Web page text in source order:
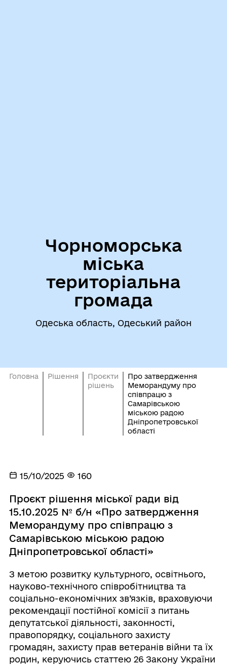
Чорноморська
міська
територіальна
громада
Одеська область, Одеський район
Головна Рішення
Проєкти
рішень
Про затвердження
Меморандуму про
співпрацю з
Самарівською
міською радою
Дніпропетровської
області
15/10/2025 160
Проєкт рішення міської ради від
15.10.2025 № б/н «Про затвердження
Меморандуму про співпрацю з
Самарівською міською радою
Дніпропетровської області»
З метою розвитку культурного, освітнього,
науково-технічного співробітництва та
соціально-економічних зв’язків, враховуючи
рекомендації постійної комісії з питань
депутатської діяльності, законності,
правопорядку, соціального захисту
громадян, захисту прав ветеранів війни та їх
родин, керуючись статтею 26 Закону України